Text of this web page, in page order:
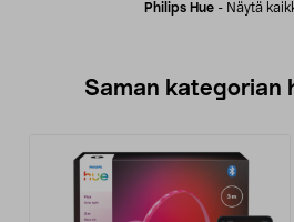
Philips Hue - Näytä
Saman kategorian